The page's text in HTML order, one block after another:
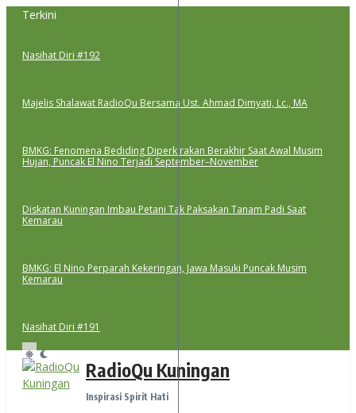
Lewati
Terkini
Nasihat Diri #192
Majelis Shalawat RadioQu Bersama Ust. Ahmad Dimyati, Lc., MA
BMKG: Fenomena Bediding Diperkirakan Berakhir Saat Awal Musim
Hujan, Puncak El Nino Terjadi September–November
Diskatan Kuningan Imbau Petani Tak Paksakan Tanam Padi Saat
Kemarau
BMKG: El Nino Perparah Kekeringan, Jawa Masuki Puncak Musim
Kemarau
Nasihat Diri #191
RadioQu Kuningan
Inspirasi Spirit Hati